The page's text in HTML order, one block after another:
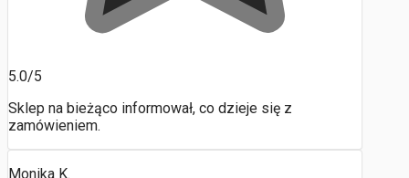
5.0/5
Sklep na bieżąco informował, co dzieje się z
zamówieniem.
Monika K.